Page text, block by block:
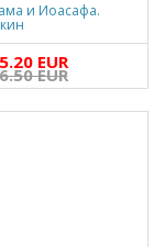
и Иоасафа.
5.20 EUR
EUR